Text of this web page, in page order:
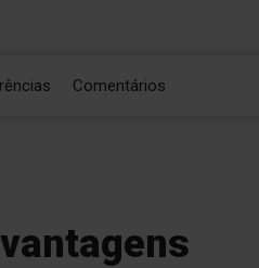
Comentários